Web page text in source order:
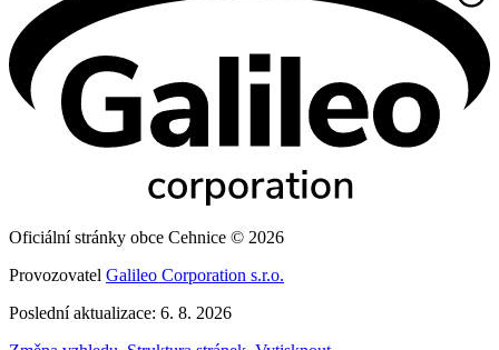
Oficiální stránky obce Cehnice © 2026
Provozovatel Galileo Corporation s.r.o.
Poslední aktualizace: 6. 8. 2026